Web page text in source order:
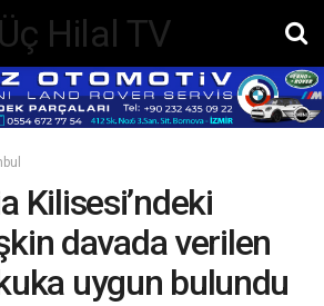
Kilisesi’ndeki
davada verilen
uygun bulundu